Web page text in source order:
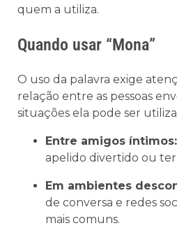
quem a utiliza.
Quando usar “Mona”
O uso da palavra exige
relação entre as pessoas
situações ela pode ser
Entre amigos íntimos:
apelido divertido ou
Em ambientes
de conversa e redes
mais comuns.